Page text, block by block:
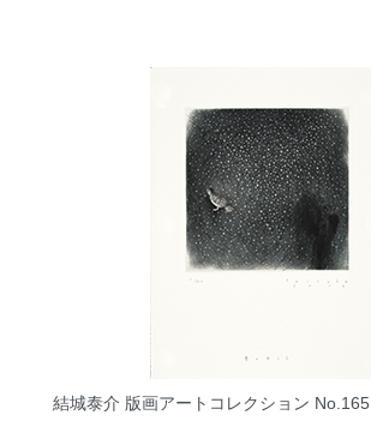
結城泰介 版画アートコレクション No.165